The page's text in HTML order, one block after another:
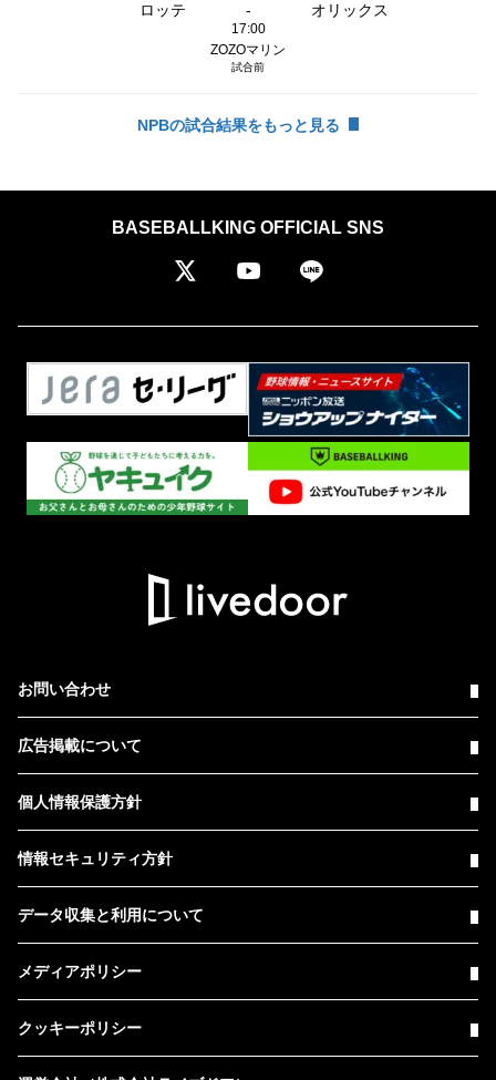
ロッテ - オリックス
17:00
ZOZOマリン
試合前
NPBの試合結果をもっと見る
BASEBALLKING OFFICIAL SNS
お問い合わせ
広告掲載について
個人情報保護方針
情報セキュリティ方針
データ収集と利用について
メディアポリシー
クッキーポリシー